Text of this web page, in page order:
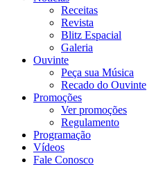
Receitas
Revista
Blitz Espacial
Galeria
Ouvinte
Peça sua Música
Recado do Ouvinte
Promoções
Ver promoções
Regulamento
Programação
Vídeos
Fale Conosco